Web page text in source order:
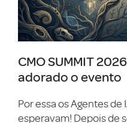
CMO SUMMIT
adorado o evento
Por essa os Agentes de
esperavam! Depois de